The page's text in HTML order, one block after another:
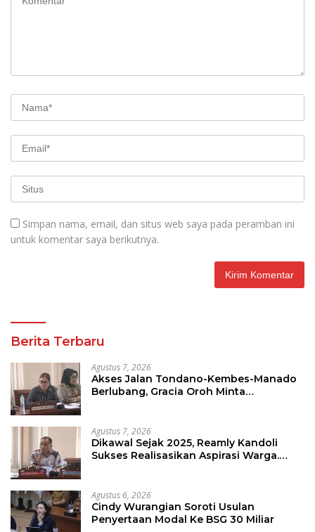
Simpan nama, email, dan situs web saya pada peramban ini
untuk komentar saya berikutnya.
Berita Terbaru
Agustus 7, 2026
Akses Jalan Tondano-Kembes-Manado
Berlubang, Gracia Oroh Minta
Agustus 7, 2026
Dikawal Sejak 2025, Reamly Kandoli
Sukses Realisasikan Aspirasi Warga.
Agustus 6, 2026
Cindy Wurangian Soroti Usulan
Penyertaan Modal Ke BSG 30 Miliar